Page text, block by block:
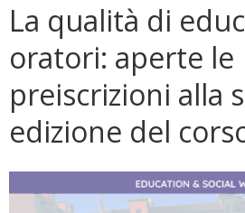
La qualità di
oratori: aperte le
preiscrizioni alla
edizione del